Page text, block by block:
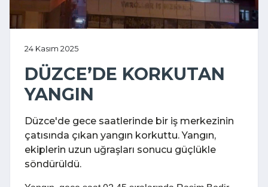
24 Kasım 2025
DÜZCE’DE KORKUTAN
YANGIN
Düzce'de gece saatlerinde bir iş merkezinin
çatısında çıkan yangın korkuttu. Yangın,
ekiplerin uzun uğraşları sonucu güçlükle
söndürüldü.